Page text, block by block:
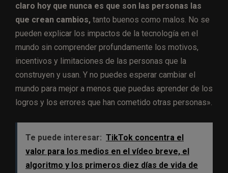
claro hoy que nunca es que son las personas las
que crean cambios, tanto buenos como malos. No se
pueden explicar los impactos de la tecnología en el
mundo sin comprender profundamente los motivos,
incentivos y limitaciones de las personas que la
construyen y usan. Y no puedes esperar cambiar el
mundo para mejor a menos que puedas aprender de los
logros y los errores que han cometido otras personas».
Te puede interesar: TikTok concentra el
valor para los medios en el vídeo breve, el
algoritmo y los primeros diez días de vida de